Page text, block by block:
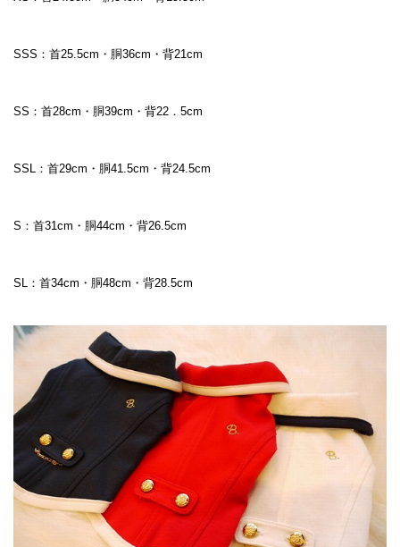
SSS：首25.5cm・胴36cm・背21cm
SS：首28cm・胴39cm・背22．5cm
SSL：首29cm・胴41.5cm・背24.5cm
S：首31cm・胴44cm・背26.5cm
SL：首34cm・胴48cm・背28.5cm